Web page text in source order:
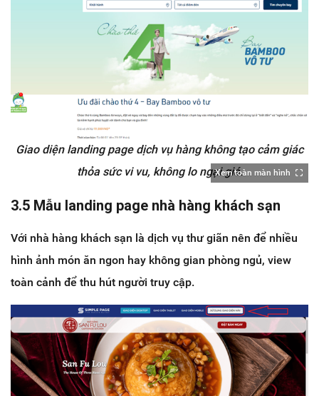
Xem toàn màn hình
Giao diện landing page dịch vụ hàng không tạo cảm giác
thỏa sức vi vu, không lo ngại giá.
3.5 Mẫu landing page nhà hàng khách sạn
Với nhà hàng khách sạn là dịch vụ thư giãn nên để nhiều
hình ảnh món ăn ngon hay không gian phòng ngủ, view
toàn cảnh để thu hút người truy cập.